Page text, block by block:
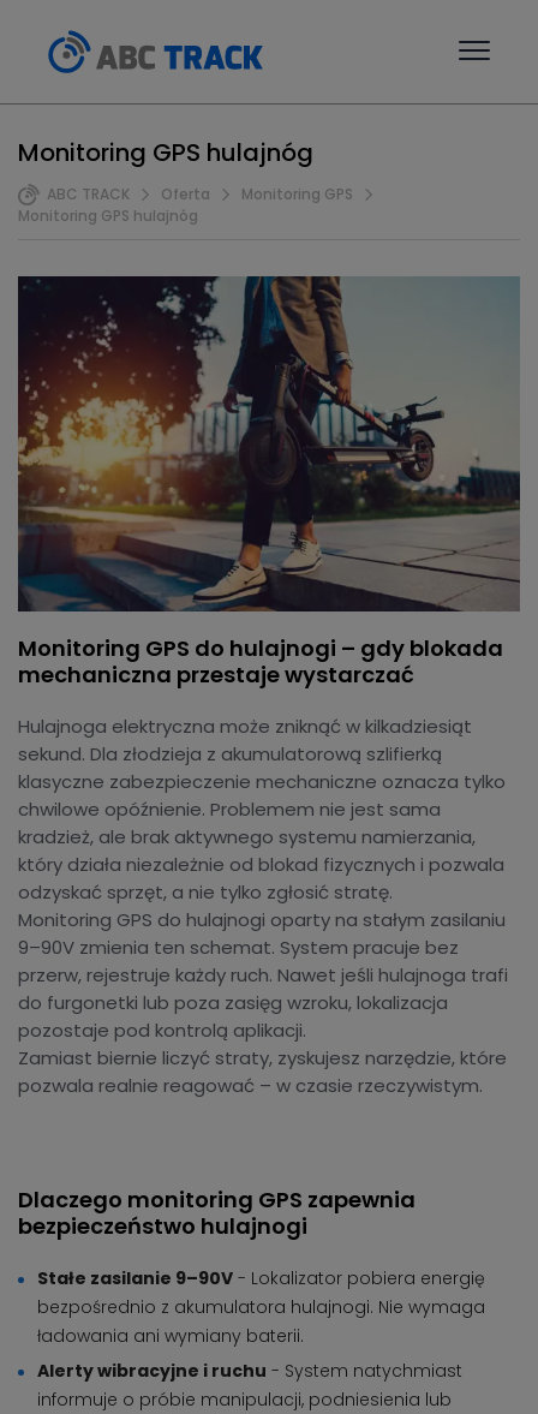
Monitoring GPS hulajnóg
ABC TRACK Oferta
Monitoring GPS
Monitoring GPS hulajnóg
Monitoring GPS do hulajnogi – gdy blokada
mechaniczna przestaje wystarczać
Hulajnoga elektryczna może zniknąć w kilkadziesiąt
sekund. Dla złodzieja z akumulatorową szlifierką
klasyczne zabezpieczenie mechaniczne oznacza tylko
chwilowe opóźnienie. Problemem nie jest sama
kradzież, ale brak aktywnego systemu namierzania,
który działa niezależnie od blokad fizycznych i pozwala
odzyskać sprzęt, a nie tylko zgłosić stratę.
Monitoring GPS do hulajnogi oparty na stałym zasilaniu
9–90V zmienia ten schemat. System pracuje bez
przerw, rejestruje każdy ruch. Nawet jeśli hulajnoga trafi
do furgonetki lub poza zasięg wzroku, lokalizacja
pozostaje pod kontrolą aplikacji.
Zamiast biernie liczyć straty, zyskujesz narzędzie, które
pozwala realnie reagować – w czasie rzeczywistym.
Dlaczego monitoring GPS zapewnia
bezpieczeństwo hulajnogi
Stałe zasilanie 9–90V - Lokalizator pobiera energię
bezpośrednio z akumulatora hulajnogi. Nie wymaga
ładowania ani wymiany baterii.
Alerty wibracyjne i ruchu - System natychmiast
informuje o próbie manipulacji, podniesienia lub